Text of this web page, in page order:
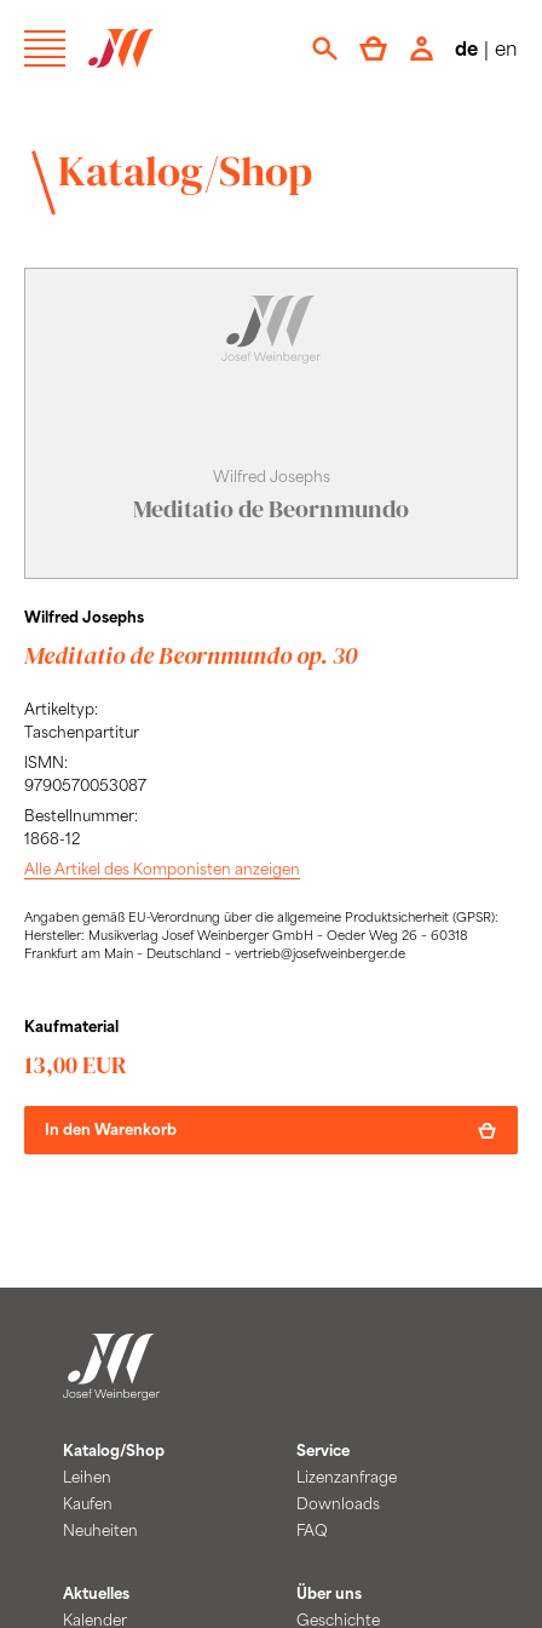
de | en
Katalog/Shop
Wilfred Josephs
Meditatio de Beornmundo
Wilfred Josephs
Meditatio de Beornmundo op. 30
Artikeltyp:
Taschenpartitur
ISMN:
9790570053087
Bestellnummer:
1868-12
Alle Artikel des Komponisten anzeigen
Angaben gemäß EU-Verordnung über die allgemeine Produktsicherheit (GPSR):
Hersteller: Musikverlag Josef Weinberger GmbH – Oeder Weg 26 – 60318
Frankfurt am Main – Deutschland – vertrieb@josefweinberger.de
Kaufmaterial
13,00 EUR
In den Warenkorb
Katalog/Shop
Leihen
Kaufen
Neuheiten
Service
Lizenzanfrage
Downloads
FAQ
Aktuelles
Kalender
Über uns
Geschichte